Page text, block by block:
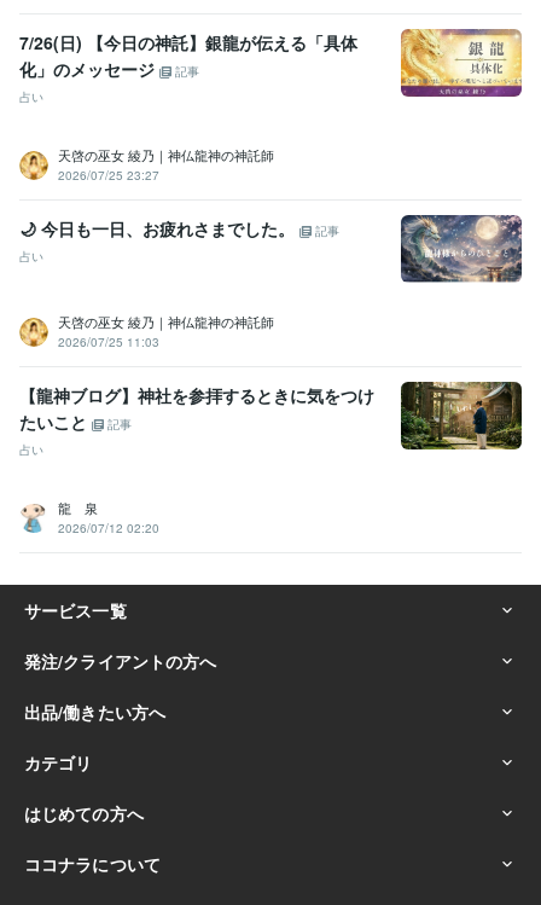
7/26(日) 【今日の神託】銀龍が伝える「具体
化」のメッセージ
記事
占い
天啓の巫女 綾乃｜神仏龍神の神託師
2026/07/25 23:27
🌙 今日も一日、お疲れさまでした。
記事
占い
天啓の巫女 綾乃｜神仏龍神の神託師
2026/07/25 11:03
【龍神ブログ】神社を参拝するときに気をつけ
たいこと
記事
占い
龍 泉
2026/07/12 02:20